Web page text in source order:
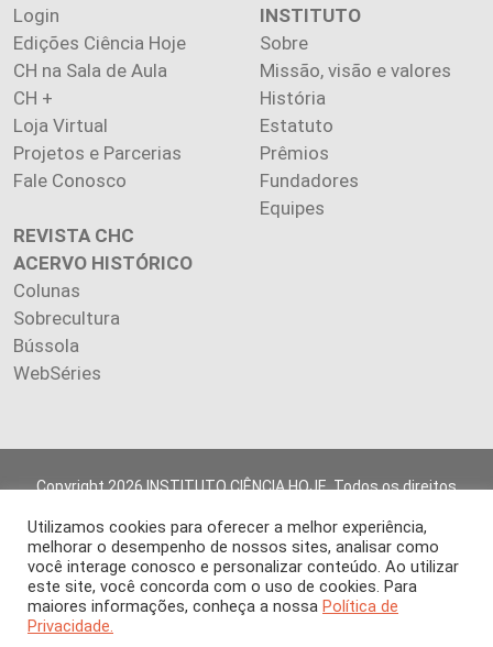
Login
Edições Ciência Hoje
CH na Sala de Aula
CH +
Loja Virtual
Projetos e Parcerias
Fale Conosco
INSTITUTO
Sobre
Missão, visão e valores
História
Estatuto
Prêmios
Fundadores
Equipes
REVISTA CHC
ACERVO HISTÓRICO
Colunas
Sobrecultura
Bússola
WebSéries
Copyright 2026 INSTITUTO CIÊNCIA HOJE. Todos os direitos
Os artigos publicados na revista refletem exclusivamente a
opinião de seus autores.
É proibida a reprodução, integral ou parcial, do conteúdo (imagens
e textos) sem prévia autorização.
Utilizamos cookies para oferecer a melhor experiência,
melhorar o desempenho de nossos sites, analisar como
você interage conosco e personalizar conteúdo. Ao utilizar
este site, você concorda com o uso de cookies. Para
maiores informações, conheça a nossa Política de
Privacidade.